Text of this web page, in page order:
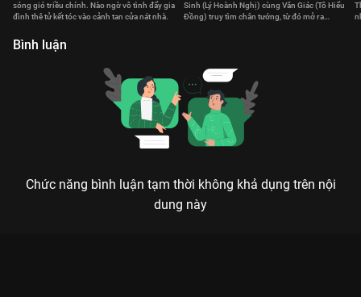
sóng gió triều chính. Nào ngờ vô tình đẩy gia
đình thê tử kết tóc vào cảnh tan cửa nát nhà.
Sinh (Lý Hoành Nghị) cùng Văn Giác (Tô Hiểu
Đồng) truy tìm chân tướng, từ đó mở ra
Bình luận
Chức năng bình luận tạm thời không khả dụng trên nội
dung này